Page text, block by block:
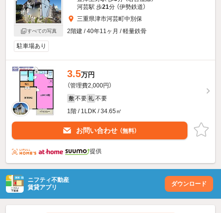
すべての写真
河芸駅 歩21分 （伊勢鉄道）
三重県津市河芸町中別保
2階建 / 40年11ヶ月 / 軽量鉄骨
駐車場あり
3.5万円
（管理費2,000円）
敷 不要 礼 不要
1階 / 1LDK / 34.65㎡
お問い合わせ （無料）
提供
ニフティ不動産
賃貸アプリ
ダウンロード